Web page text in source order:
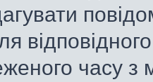
часу